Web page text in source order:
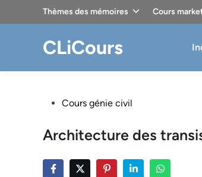
Thèmes des mémoires Cours
CLiCours
PostedCours génie civil
Architecture des